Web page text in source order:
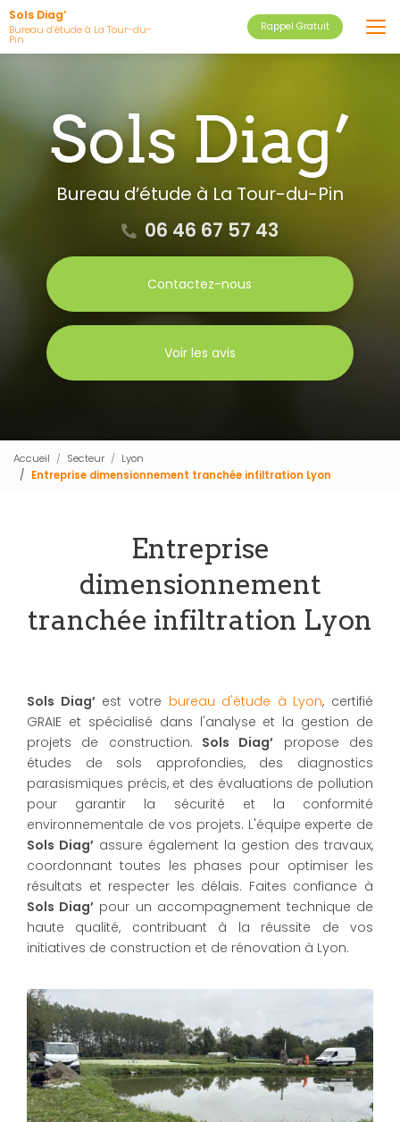
Aller
au
contenu
Sols Diag’
Bureau d’étude à La Tour-du-
Pin
Rappel Gratuit
Bureau d’étude à La Tour-du-Pin
06 46 67 57 43
Contactez-nous
Voir les avis
Accueil Secteur
Lyon
Entreprise dimensionnement tranchée infiltration Lyon
Entreprise
dimensionnement
tranchée infiltration Lyon
Sols Diag’est votre bureau d'étude à Lyon, certifié
GRAIE et spécialisé dans l'analyse et la gestion de
projets de construction. Sols Diag’ propose des
études de sols approfondies, des diagnostics
parasismiques précis, et des évaluations de pollution
pour garantir la sécurité et la conformité
environnementale de vos projets. L'équipe experte de
Sols Diag’ assure également la gestion des travaux,
coordonnant toutes les phases pour optimiser les
résultats et respecter les délais. Faites confiance à
Sols Diag’ pour un accompagnement technique de
haute qualité, contribuant à la réussite de vos
initiatives de construction et de rénovation à Lyon.